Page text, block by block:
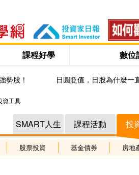
課程好學 數位
勢股！ 日圓貶值，日股為什麼一
資工具
SMART人生 課程活動 投
股票投資 基金債券 房地